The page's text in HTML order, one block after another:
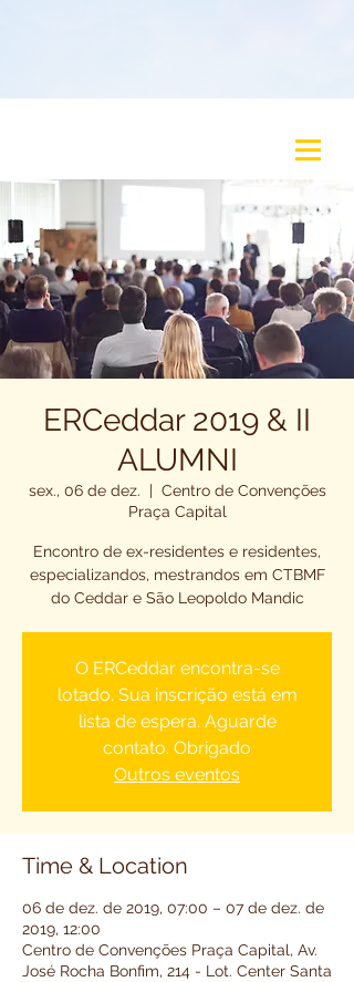
ERCeddar 2019 & II
ALUMNI
sex., 06 de dez.
  |
Centro de Convenções
Praça Capital
Encontro de ex-residentes e residentes,
especializandos, mestrandos em CTBMF
do Ceddar e São Leopoldo Mandic
O ERCeddar encontra-se
lotado. Sua inscrição está em
lista de espera. Aguarde
contato. Obrigado
Outros eventos
Time & Location
06 de dez. de 2019, 07:00 – 07 de dez. de
2019, 12:00
Centro de Convenções Praça Capital, Av.
José Rocha Bonfim, 214 - Lot. Center Santa